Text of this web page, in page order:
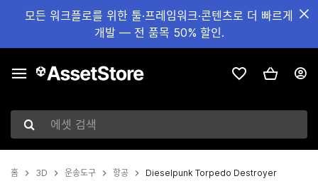
모든 워크플로를 위한 툴·프레임워크·콘텐츠로 더 빠르게
개발 — 전 품목 50% 할인.
에셋 검색
홈 3D 운송도구 항공 Dieselpunk Torpedo Destroyer